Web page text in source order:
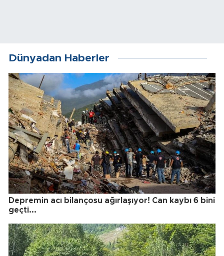
Dünyadan Haberler
Depremin acı bilançosu ağırlaşıyor! Can kaybı 6 bini
geçti...